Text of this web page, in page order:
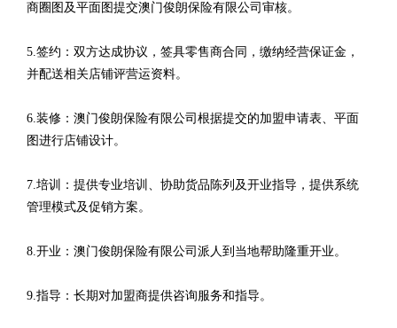
商圈图及平面图提交澳门俊朗保险有限公司审核。
5.签约：双方达成协议，签具零售商合同，缴纳经营保证金，
并配送相关店铺评营运资料。
6.装修：澳门俊朗保险有限公司根据提交的加盟申请表、平面
图进行店铺设计。
7.培训：提供专业培训、协助货品陈列及开业指导，提供系统
管理模式及促销方案。
8.开业：澳门俊朗保险有限公司派人到当地帮助隆重开业。
9.指导：长期对加盟商提供咨询服务和指导。